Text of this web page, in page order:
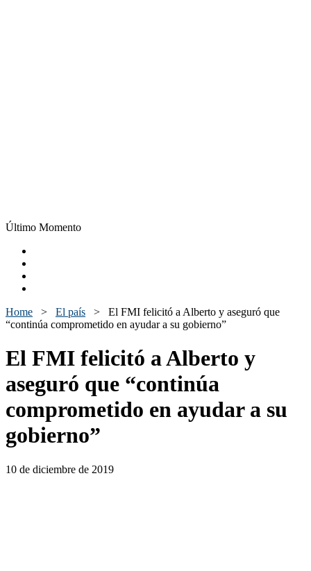
Último Momento
Home > El país > El FMI felicitó a Alberto y aseguró que
“continúa comprometido en ayudar a su gobierno”
El FMI felicitó a Alberto y
aseguró que “continúa
comprometido en ayudar a su
gobierno”
10 de diciembre de 2019